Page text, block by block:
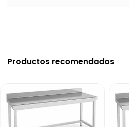
Productos recomendados